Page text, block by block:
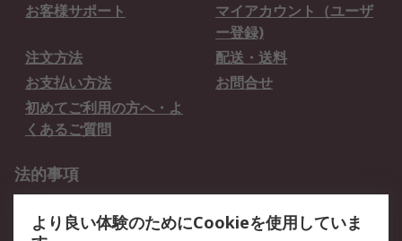
お客様サポート
マイアカウント（ユーザ
ー登録)
注文方法
配送・送料
お支払い方法
お問合せ
初めてご利用の方へ・よ
くあるご質問
法的事項
クッキーポリシー
より良い体験のためにCookieを使用していま